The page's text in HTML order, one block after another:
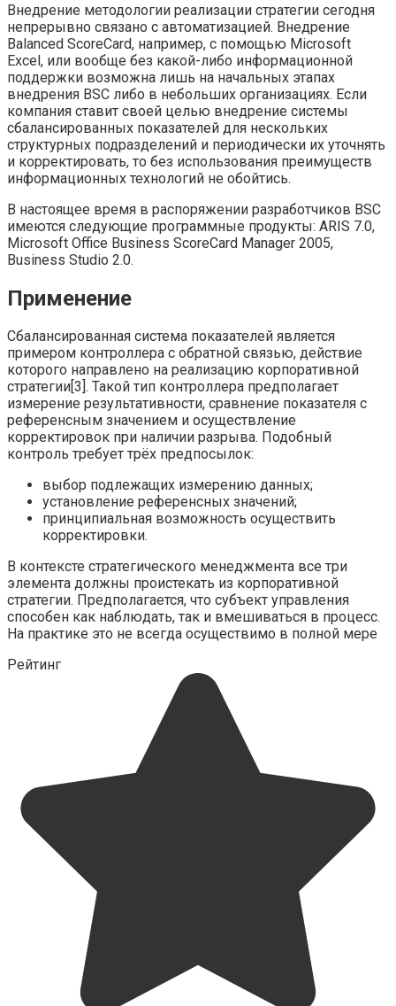
Внедрение методологии реализации стратегии сегодня
непрерывно связано с автоматизацией. Внедрение
Balanced ScoreCard, например, с помощью Microsoft
Excel, или вообще без какой-либо информационной
поддержки возможна лишь на начальных этапах
внедрения BSC либо в небольших организациях. Если
компания ставит своей целью внедрение системы
сбалансированных показателей для нескольких
структурных подразделений и периодически их уточнять
и корректировать, то без использования преимуществ
информационных технологий не обойтись.
В настоящее время в распоряжении разработчиков BSC
имеются следующие программные продукты: ARIS 7.0,
Microsoft Office Business ScoreCard Manager 2005,
Business Studio 2.0.
Применение
Сбалансированная система показателей является
примером контроллера с обратной связью, действие
которого направлено на реализацию корпоративной
стратегии[3]. Такой тип контроллера предполагает
измерение результативности, сравнение показателя с
референсным значением и осуществление
корректировок при наличии разрыва. Подобный
контроль требует трёх предпосылок:
выбор подлежащих измерению данных;
установление референсных значений;
принципиальная возможность осуществить
корректировки.
В контексте стратегического менеджмента все три
элемента должны проистекать из корпоративной
стратегии. Предполагается, что субъект управления
способен как наблюдать, так и вмешиваться в процесс.
На практике это не всегда осуществимо в полной мере
Рейтинг